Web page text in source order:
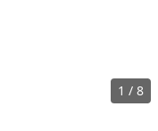
1 / 8